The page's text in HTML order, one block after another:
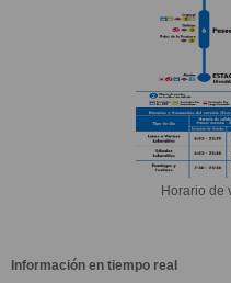
Horario de
Información en tiempo real